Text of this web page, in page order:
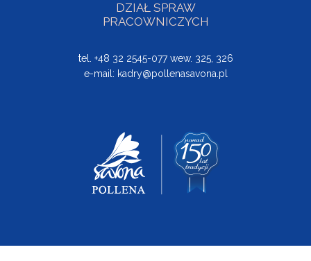
DZIAŁ SPRAW
PRACOWNICZYCH
tel. +48 32 2545-077 wew. 325, 326
e-mail: kadry@pollenasavona.pl